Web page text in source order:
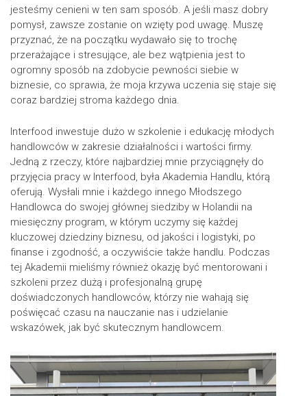
jesteśmy cenieni w ten sam sposób. A jeśli masz dobry
pomysł, zawsze zostanie on wzięty pod uwagę. Muszę
przyznać, że na początku wydawało się to trochę
przerażające i stresujące, ale bez wątpienia jest to
ogromny sposób na zdobycie pewności siebie w
biznesie, co sprawia, że moja krzywa uczenia się staje się
coraz bardziej stroma każdego dnia.
Interfood inwestuje dużo w szkolenie i edukację młodych
handlowców w zakresie działalności i wartości firmy.
Jedną z rzeczy, które najbardziej mnie przyciągnęły do
przyjęcia pracy w Interfood, była Akademia Handlu, którą
oferują. Wysłali mnie i każdego innego Młodszego
Handlowca do swojej głównej siedziby w Holandii na
miesięczny program, w którym uczymy się każdej
kluczowej dziedziny biznesu, od jakości i logistyki, po
finanse i zgodność, a oczywiście także handlu. Podczas
tej Akademii mieliśmy również okazję być mentorowani i
szkoleni przez dużą i profesjonalną grupę
doświadczonych handlowców, którzy nie wahają się
poświęcać czasu na nauczanie nas i udzielanie
wskazówek, jak być skutecznym handlowcem.